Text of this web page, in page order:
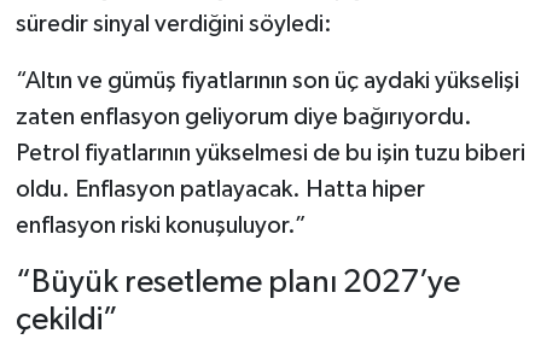
süredir sinyal verdiğini söyledi:
“Altın ve gümüş fiyatlarının son üç aydaki yükselişi
zaten enflasyon geliyorum diye bağırıyordu.
Petrol fiyatlarının yükselmesi de bu işin tuzu biberi
oldu. Enflasyon patlayacak. Hatta hiper
enflasyon riski konuşuluyor.”
“Büyük resetleme planı 2027’ye
çekildi”